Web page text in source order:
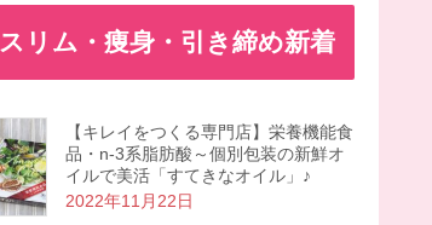
スリム・痩身・引き締め新着
【キレイをつくる専門店】栄養機能食
品・n-3系脂肪酸～個別包装の新鮮オ
イルで美活「すてきなオイル」♪
2022年11月22日